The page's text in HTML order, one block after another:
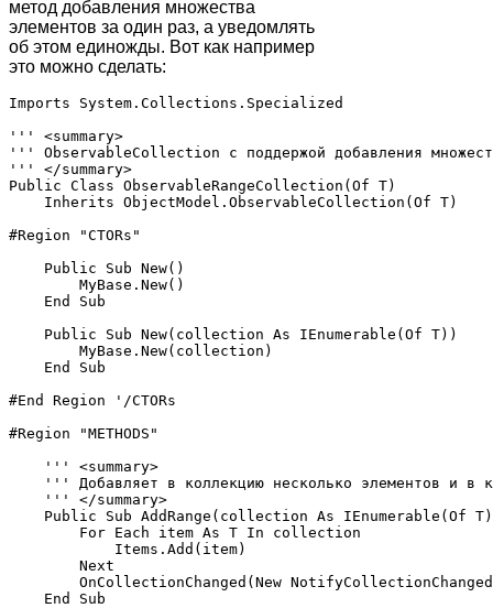
метод добавления множества
элементов за один раз, а уведомлять
об этом единожды. Вот как например
это можно сделать:
Imports System.Collections.Specialized
''' <summary>
''' ObservableCollection с поддержой добавления
''' </summary>
Public Class ObservableRangeCollection(Of T)
    Inherits ObjectModel.ObservableCollection(Of T)
#Region "CTORs"
    Public Sub New()
        MyBase.New()
    End Sub
    Public Sub New(collection As IEnumerable(Of T))
        MyBase.New(collection)
    End Sub
#End Region '/CTORs
#Region "METHODS"
    ''' <summary>
''' Добавляет в коллекцию несколько элементов и в
    ''' </summary>
Public Sub AddRange(collection As IEnumerable(Of
        For Each item As T In collection
            Items.Add(item)
        Next
OnCollectionChanged(New
    End Sub